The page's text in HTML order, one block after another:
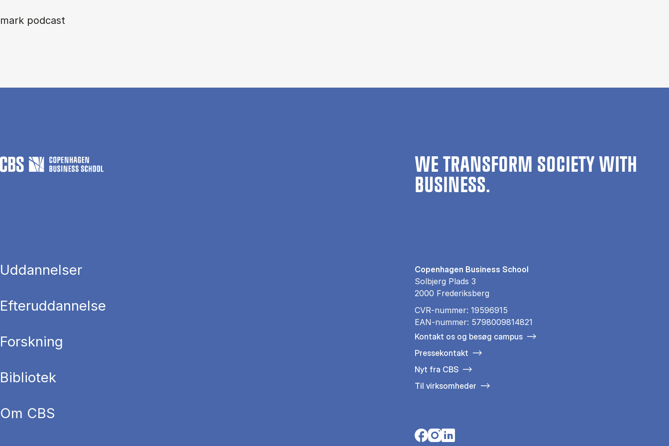
mark podcast
WE TRANSFORM SOCIETY WITH
BUSINESS.
Uddannelser
Efteruddannelse
Forskning
Bibliotek
Om CBS
Copenhagen Business School
Solbjerg Plads 3
2000 Frederiksberg
CVR-nummer: 19596915
EAN-nummer: 5798009814821
Kontakt os og besøg campus
Pressekontakt
Nyt fra CBS
Til virksomheder
Opens in a new tab
Opens in a new tab
Opens in a new tab